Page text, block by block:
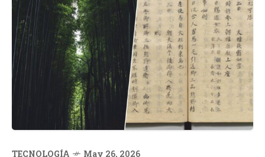
TECNOLOGÍA May 26, 2026